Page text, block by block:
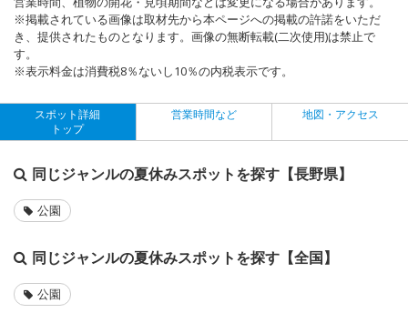
※掲載されている画像は取材先から本ページへの掲載の許諾をいただ
き、提供されたものとなります。画像の無断転載(二次使用)は禁止で
す。
※表示料金は消費税8％ないし10％の内税表示です。
スポット詳細
トップ
営業時間など 地図・アクセス
同じジャンルの夏休みスポットを探す【長野県】
公園
同じジャンルの夏休みスポットを探す【全国】
公園